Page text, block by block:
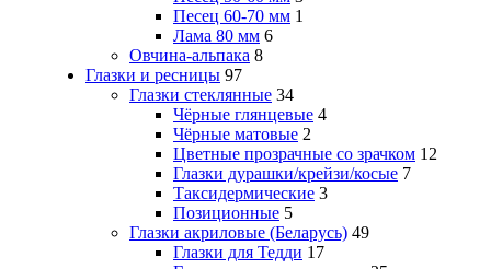
Песец 60-70 мм 1
Лама 80 мм 6
Овчина-альпака 8
Глазки и ресницы 97
Глазки стеклянные 34
Чёрные глянцевые 4
Чёрные матовые 2
Цветные прозрачные со зрачком 12
Глазки дурашки/крейзи/косые 7
Таксидермические 3
Позиционные 5
Глазки акриловые (Беларусь) 49
Глазки для Тедди 17